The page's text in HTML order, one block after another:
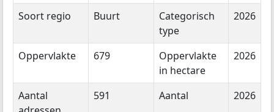
Soort regio Buurt
Categorisch
type
2026
Oppervlakte 679
Oppervlakte
in hectare
2026
Aantal
591 Aantal 2026